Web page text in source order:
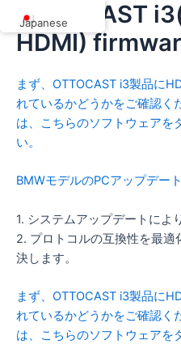
OTTOCAST
HDMI)
まず、OTTOCAST i3製品に
れているかどうかをご確認く
は、こちらのソフトウェアを
い。
BMWモデルのPCアップデート
1. システムアップデートによ
2. プロトコルの互換性を最
決します。
まず、OTTOCAST i3製品に
れているかどうかをご確認く
は、こちらのソフトウェアを
Japanese